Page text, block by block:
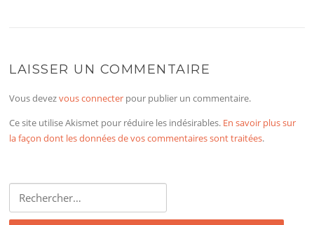
LAISSER UN COMMENTAIRE
Vous devezvous connecter pour publier un commentaire.
Ce site utilise Akismet pour réduire les indésirables. En savoir plus sur
la façon dont les données de vos commentaires sont traitées.